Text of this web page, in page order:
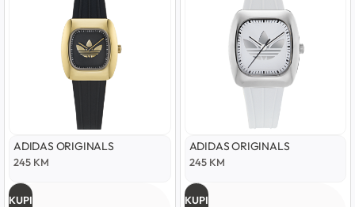
ADIDAS ORIGINALS
245 KM
KUPI
ADIDAS ORIGINALS
245 KM
KUPI